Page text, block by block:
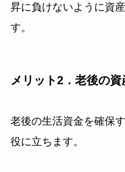
昇に負けないように資
す。
メリット2．老後の
老後の生活資金を確保
役に立ちます。